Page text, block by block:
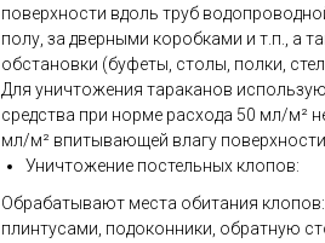
поверхности вдоль труб
полу, за дверными коробками и т.п., а
обстановки (буфеты, столы, полки,
Для уничтожения тараканов
средства при норме расхода 50 мл/м²
мл/м² впитывающей влагу
Уничтожение постельных клопов:
Обрабатывают места обитания клопов:
плинтусами, подоконники, обратную